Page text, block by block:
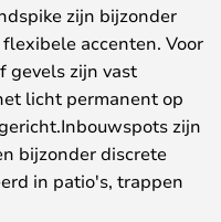
zijn bijzonder
accenten. Voor
gevels zijn vast
licht permanent op
zijn
bijzonder discrete
in patio's, trappen